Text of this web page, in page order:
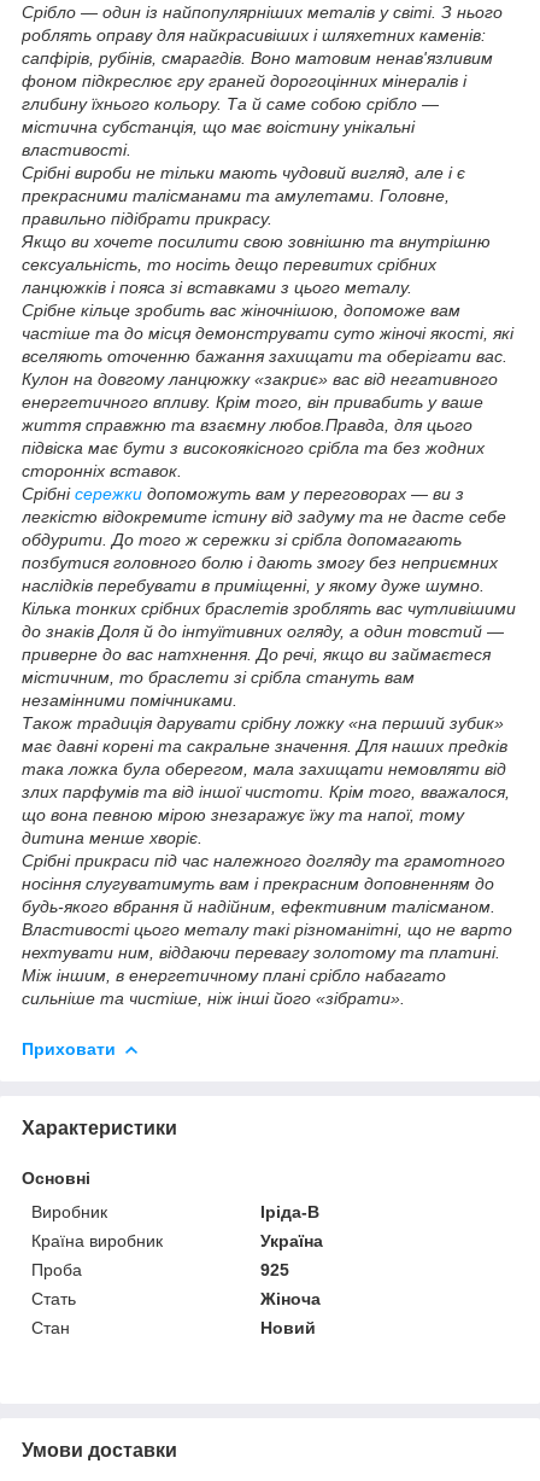
Срібло — один із найпопулярніших металів у світі. З нього
роблять оправу для найкрасивіших і шляхетних каменів:
сапфірів, рубінів, смарагдів. Воно матовим ненав'язливим
фоном підкреслює гру граней дорогоцінних мінералів і
глибину їхнього кольору. Та й саме собою срібло —
містична субстанція, що має воістину унікальні
властивості.
Срібні вироби не тільки мають чудовий вигляд, але і є
прекрасними талісманами та амулетами. Головне,
правильно підібрати прикрасу.
Якщо ви хочете посилити свою зовнішню та внутрішню
сексуальність, то носіть дещо перевитих срібних
ланцюжків і пояса зі вставками з цього металу.
Срібне кільце зробить вас жіночнішою, допоможе вам
частіше та до місця демонструвати суто жіночі якості, які
вселяють оточенню бажання захищати та оберігати вас.
Кулон на довгому ланцюжку «закриє» вас від негативного
енергетичного впливу. Крім того, він привабить у ваше
життя справжню та взаємну любов.Правда, для цього
підвіска має бути з високоякісного срібла та без жодних
сторонніх вставок.
Срібнісережки допоможуть вам у переговорах — ви з
легкістю відокремите істину від задуму та не дасте себе
обдурити. До того ж сережки зі срібла допомагають
позбутися головного болю і дають змогу без неприємних
наслідків перебувати в приміщенні, у якому дуже шумно.
Кілька тонких срібних браслетів зроблять вас чутливішими
до знаків Доля й до інтуїтивних огляду, а один товстий —
приверне до вас натхнення. До речі, якщо ви займаєтеся
містичним, то браслети зі срібла стануть вам
незамінними помічниками.
Також традиція дарувати срібну ложку «на перший зубик»
має давні корені та сакральне значення. Для наших предків
така ложка була оберегом, мала захищати немовляти від
злих парфумів та від іншої чистоти. Крім того, вважалося,
що вона певною мірою знезаражує їжу та напої, тому
дитина менше хворіє.
Срібні прикраси під час належного догляду та грамотного
носіння слугуватимуть вам і прекрасним доповненням до
будь-якого вбрання й надійним, ефективним талісманом.
Властивості цього металу такі різноманітні, що не варто
нехтувати ним, віддаючи перевагу золотому та платині.
Між іншим, в енергетичному плані срібло набагато
сильніше та чистіше, ніж інші його «зібрати».
Приховати
Характеристики
Основні
Виробник
Іріда-В
Країна виробник
Україна
Проба
925
Стать
Жіноча
Стан
Новий
Умови доставки